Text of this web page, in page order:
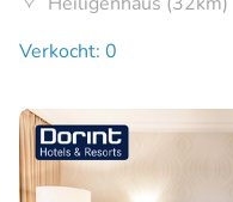
Verkocht: 0